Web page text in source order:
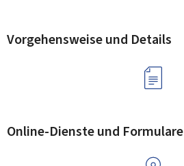
Vorgehensweise und Details
Online-Dienste und Formulare